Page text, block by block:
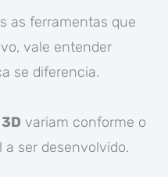
as ferramentas que
vale entender
se diferencia.
variam conforme o
ser desenvolvido.